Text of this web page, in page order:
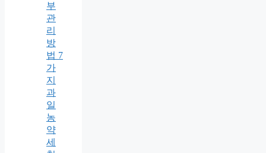
부
관
리
방
법 7
가
지
과
일
농
약
세